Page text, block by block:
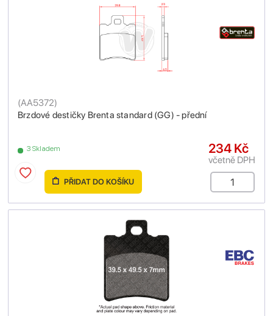
Brzdové destičky Brenta standard (GG) - přední
(AA5372)
3 Skladem 234 Kč
včetně DPH
PŘIDAT DO KOŠÍKU